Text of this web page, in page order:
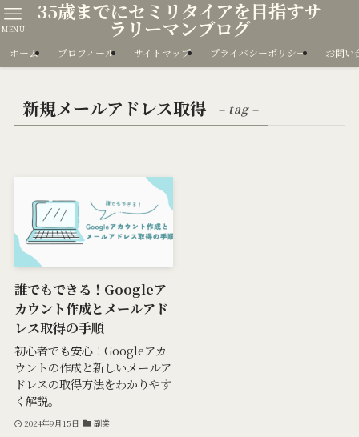
35歳までにセミリタイアを目指すサ
ラリーマンブログ
MENU
ホーム プロフィール サイトマップ プライバシーポリシー お問い
新規メールアドレス取得 – tag –
誰でもできる！Googleア
カウント作成とメールアド
レス取得の手順
初心者でも安心！Googleアカ
ウントの作成と新しいメールア
ドレスの取得方法をわかりやす
く解説。
2024年9月15日 副業